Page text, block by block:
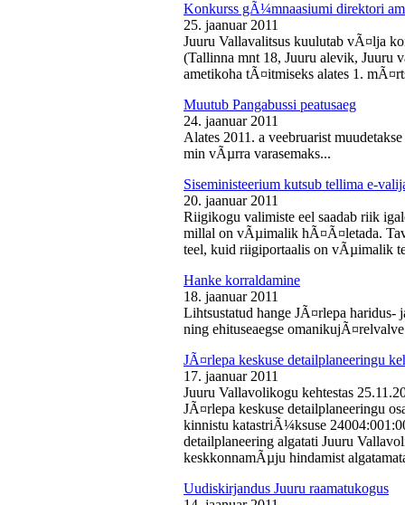
Konkurss gÃ¼mnaasiumi direktori
25. jaanuar 2011
Juuru Vallavalitsus kuulutab vÃ¤lja
(Tallinna mnt 18, Juuru alevik, Juuru
ametikoha tÃ¤itmiseks alates 1.
Muutub Pangabussi peatusaeg
24. jaanuar 2011
Alates 2011. a veebruarist
min vÃµrra varasemaks...
Siseministeerium kutsub tellima e-
20. jaanuar 2011
Riigikogu valimiste eel saadab riik
millal on vÃµimalik hÃ¤Ã¤letada.
teel, kuid riigiportaalis on vÃµimalik
Hanke korraldamine
18. jaanuar 2011
Lihtsustatud hange JÃ¤rlepa
ning ehituseaegse
JÃ¤rlepa keskuse detailplaneeringu
17. jaanuar 2011
Juuru Vallavolikogu kehtestas
JÃ¤rlepa keskuse detailplaneeringu
kinnistu katastriÃ¼ksuse
detailplaneering algatati Juuru
keskkonnamÃµju hindamist
Uudiskirjandus Juuru raamatukogus